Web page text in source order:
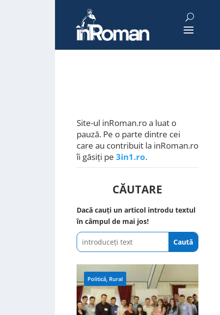
Site-ul inRoman.ro a luat o
pauză. Pe o parte dintre cei
care au contribuit la inRoman.ro
îi găsiți pe 3in1.ro.
CĂUTARE
Dacă cauți un articol introdu textul
în câmpul de mai jos!
Politică, Rural